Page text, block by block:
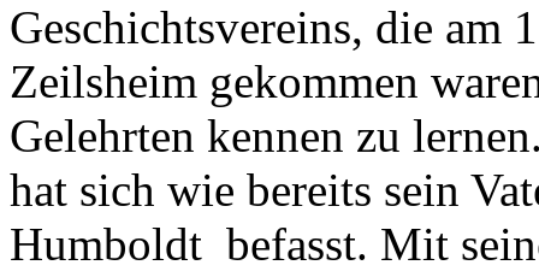
Geschichtsvereins, die am
Zeilsheim gekommen
Gelehrten kennen zu
hat sich wie bereits sein
Humboldt befasst. Mit